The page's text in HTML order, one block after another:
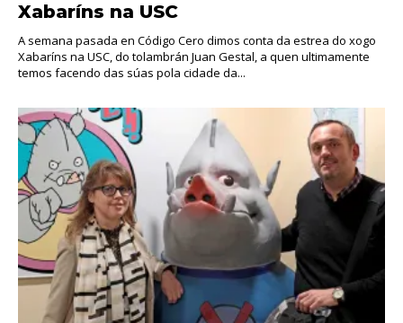
Xabaríns na USC
A semana pasada en Código Cero dimos conta da estrea do xogo
Xabaríns na USC, do tolambrán Juan Gestal, a quen ultimamente
temos facendo das súas pola cidade da...